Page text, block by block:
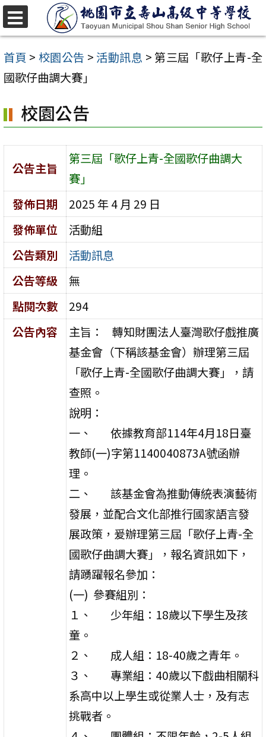
跳
至
主
要
容
區
首頁 > 校園公告 > 活動訊息 > 第三屆「歌仔上青-全
國歌仔曲調大賽」
校園公告
公告主旨
第三屆「歌仔上青-全國歌仔曲調大
賽」
發佈日期
2025 年 4 月 29 日
發佈單位
活動組
公告類別
活動訊息
公告等級
無
點閱次數
294
公告內容
主旨： 轉知財團法人臺灣歌仔戲推廣
基金會（下稱該基金會）辦理第三屆
「歌仔上青-全國歌仔曲調大賽」，請
查照。
說明：
一、 依據教育部114年4月18日臺
教師(一)字第1140040873A號函辦
理。
二、 該基金會為推動傳統表演藝術
發展，並配合文化部推行國家語言發
展政策，爰辦理第三屆「歌仔上青-全
國歌仔曲調大賽」，報名資訊如下，
請踴躍報名參加：
(一) 參賽組別：
１、 少年組：18歲以下學生及孩
童。
２、 成人組：18-40歲之青年。
３、 專業組：40歲以下戲曲相關科
系高中以上學生或從業人士，及有志
挑戰者。
選
單